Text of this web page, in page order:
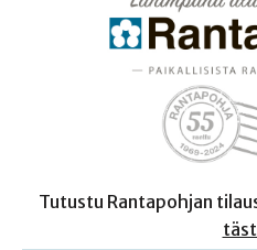
Tutustu Rantapohjan